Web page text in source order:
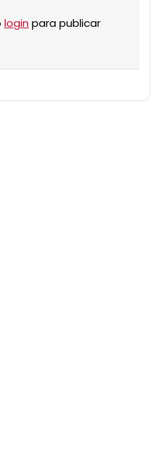
login para publicar